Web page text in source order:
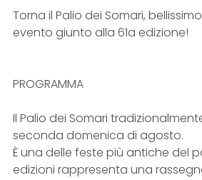
Torna il Palio dei Somari,
evento giunto alla 61a edizione!
PROGRAMMA
Il Palio dei Somari
seconda domenica di agosto.
È una delle feste più antiche del
edizioni rappresenta una